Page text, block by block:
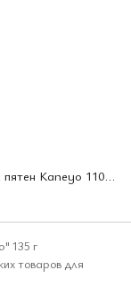
Хозяйственное мыло для удаления масляных пятен Kaneyo 110 г (000942)